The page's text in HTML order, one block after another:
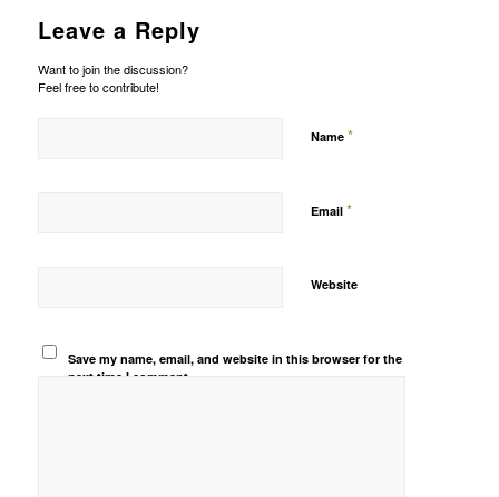
Leave a Reply
Want to join the discussion?
Feel free to contribute!
Name *
Email *
Website
Save my name, email, and website in this browser for the
next time I comment.